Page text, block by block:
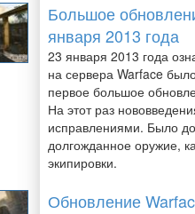
Большое
января 2013 года
23 января 2013 года
на сервера Warface
первое большое
На этот раз
исправлениями. Было
долгожданное оружие,
экипировки.
Обновление